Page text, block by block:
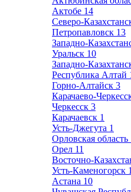
Актобе 14
Северо-
Петропавловск 13
Западно-
Уральск 10
Западно-
Республика Алтай
Горно-Алтайск 3
Карачаево-
Черкесск 3
Карачаевск 1
Усть-Джегута 1
Орловская область
Орел 11
Восточно-
Усть-Каменогорск
Астана 10